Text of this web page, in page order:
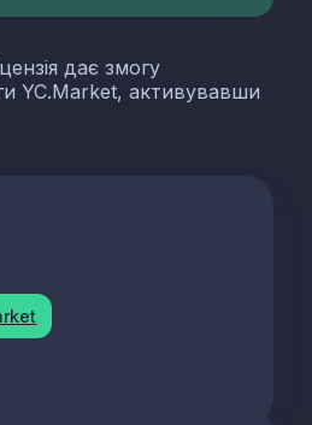
дає змогу
YC.Market, активувавши